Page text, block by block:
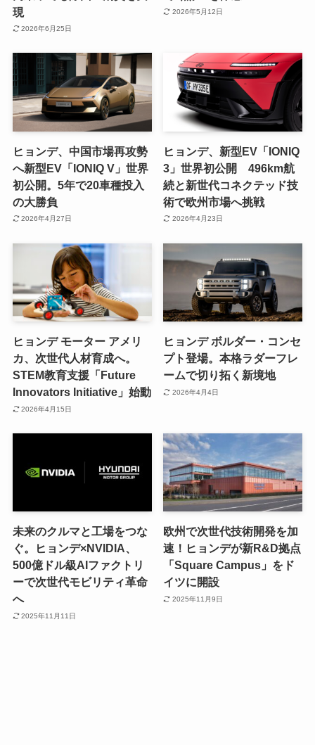
現
2026年6月25日
2026年5月12日
ヒョンデ、中国市場再攻勢
へ新型EV「IONIQ V」世界
初公開。5年で20車種投入
の大勝負
2026年4月27日
ヒョンデ、新型EV「IONIQ
3」世界初公開 496km航
続と新世代コネクテッド技
術で欧州市場へ挑戦
2026年4月23日
ヒョンデ モーター アメリ
カ、次世代人材育成へ。
STEM教育支援「Future
Innovators Initiative」始動
2026年4月15日
ヒョンデ ボルダー・コンセ
プト登場。本格ラダーフレ
ームで切り拓く新境地
2026年4月4日
未来のクルマと工場をつな
ぐ。ヒョンデ×NVIDIA、
500億ドル級AIファクトリ
ーで次世代モビリティ革命
へ
2025年11月11日
欧州で次世代技術開発を加
速！ヒョンデが新R&D拠点
「Square Campus」をド
イツに開設
2025年11月9日